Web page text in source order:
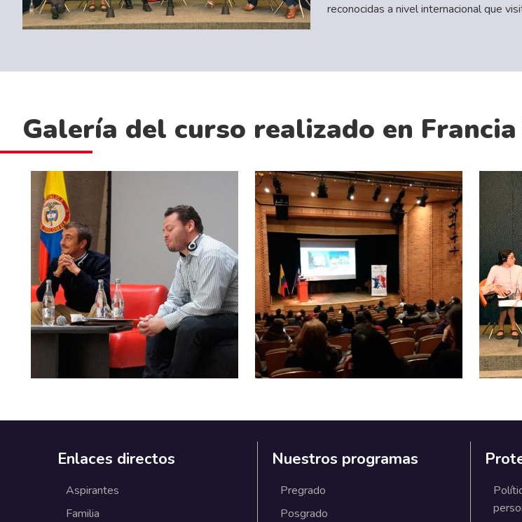
reconocidas a nivel internacional que
Galería del curso realizado en
Enlaces directos
Aspirantes
Familia
Nuestros programas
Pregrado
Posgrado